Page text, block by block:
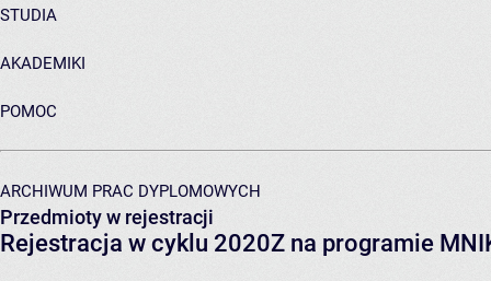
STUDIA
AKADEMIKI
POMOC
ARCHIWUM PRAC DYPLOMOWYCH
Przedmioty w rejestracji
Rejestracja w cyklu 2020Z na programie